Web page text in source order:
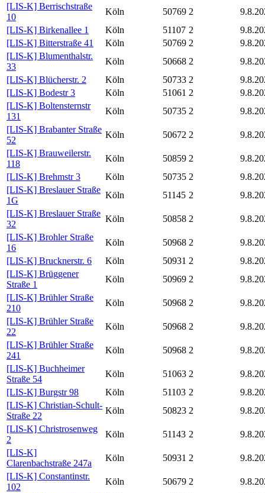
[LIS-K] Berrischstraße
10
Köln 50769 2
[LIS-K] Birkenallee 1
Köln 51107 2
[LIS-K] Bitterstraße 41
Köln 50769 2
[LIS-K] Blumenthalstr.
33
Köln 50668 2
[LIS-K] Blücherstr. 2
Köln 50733 2
[LIS-K] Bodestr 3
Köln 51061 2
[LIS-K] Boltensternstr
131
Köln 50735 2
[LIS-K] Brabanter Straße
52
Köln 50672 2
[LIS-K] Brauweilerstr.
118
Köln 50859 2
[LIS-K] Brehmstr 3
Köln 50735 2
[LIS-K] Breslauer Straße
1G
Köln 51145 2
[LIS-K] Breslauer Straße
32
Köln 50858 2
[LIS-K] Brohler Straße
16
Köln 50968 2
[LIS-K] Brucknerstr. 6
Köln 50931 2
[LIS-K] Brüggener
Straße 1
Köln 50969 2
[LIS-K] Brühler Straße
210
Köln 50968 2
[LIS-K] Brühler Straße
22
Köln 50968 2
[LIS-K] Brühler Straße
241
Köln 50968 2
[LIS-K] Buchheimer
Straße 54
Köln 51063 2
[LIS-K] Burgstr 98
Köln 51103 2
[LIS-K] Christian-Schult-
Straße 22
Köln 50823 2
[LIS-K] Christrosenweg
2
Köln 51143 2
[LIS-K]
Clarenbachstraße 247a
Köln 50931 2
[LIS-K] Constantinstr.
102
Köln 50679 2